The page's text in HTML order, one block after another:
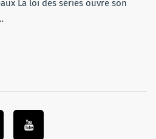
La loi des séries ouvre son